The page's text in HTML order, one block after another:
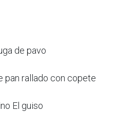
de pavo
pan rallado con copete
El guiso